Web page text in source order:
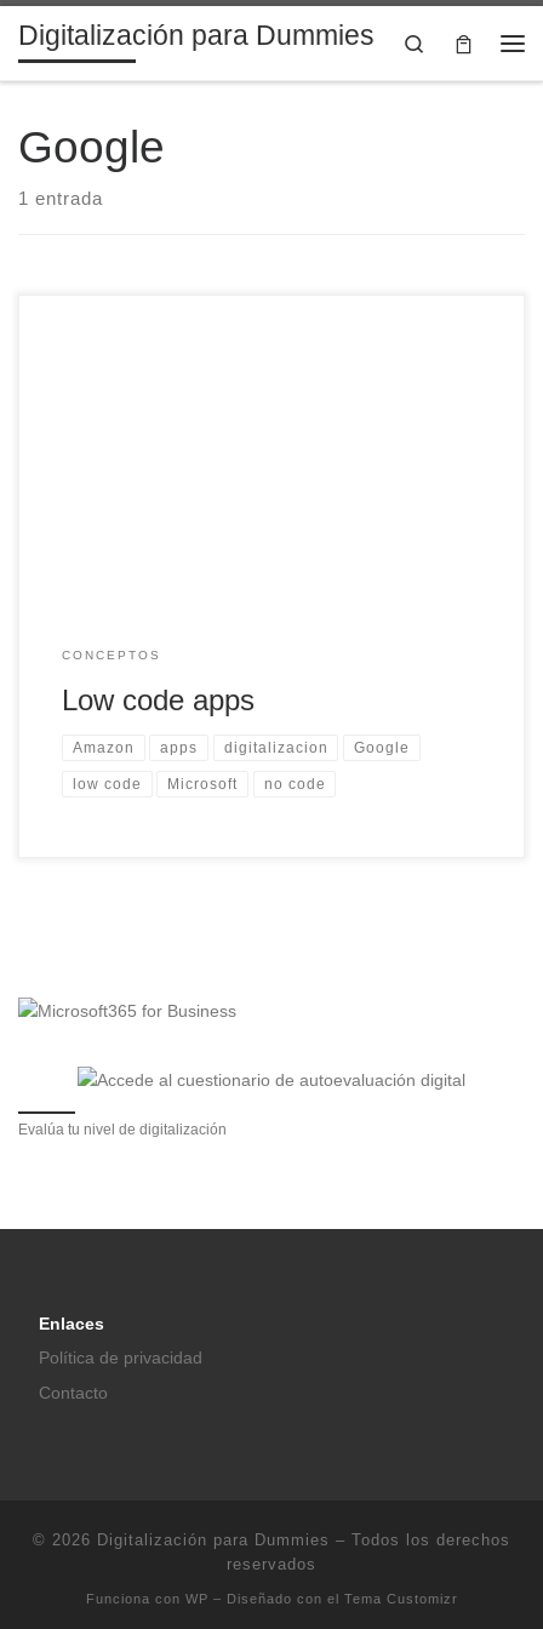
Saltar al contenido
Digitalización para Dummies
Search
Google
1 entrada
CONCEPTOS
Low code apps
Amazon apps digitalizacion Google
low code Microsoft no code
Evalúa tu nivel de digitalización
Enlaces
Política de privacidad
Contacto
© 2026 Digitalización para Dummies – Todos los derechos
reservados
Funciona con WP – Diseñado con el Tema Customizr